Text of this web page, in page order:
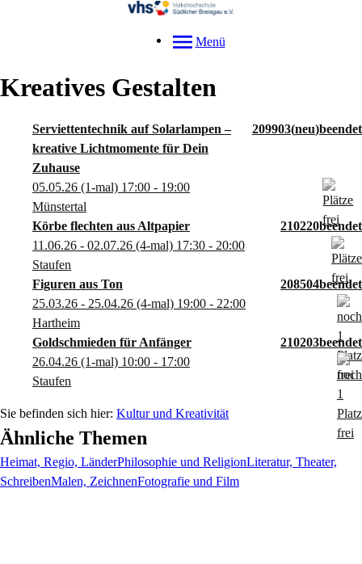
Menü
Kreatives Gestalten
Serviettentechnik auf Solarlampen –
kreative Lichtmomente für Dein
Zuhause
209903 neu
05.05.26 (1-mal) 17:00 - 19:00
Münstertal
Körbe flechten aus Altpapier
210220
11.06.26 - 02.07.26 (4-mal) 17:30 - 20:00
Staufen
Figuren aus Ton
208504
25.03.26 - 25.04.26 (4-mal) 19:00 - 22:00
Hartheim
Goldschmieden für Anfänger
210203
26.04.26 (1-mal) 10:00 - 17:00
Staufen
Kultur und Kreativität
Ähnliche Themen
Heimat, Regio, LänderPhilosophie und ReligionLiteratur, Theater,
SchreibenMalen, ZeichnenFotografie und Film